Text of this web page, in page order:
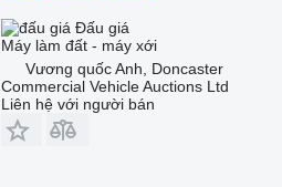
Đấu giá
Máy làm đất - máy xới
Vương quốc Anh, Doncaster
Commercial Vehicle Auctions Ltd
Liên hệ với người bán